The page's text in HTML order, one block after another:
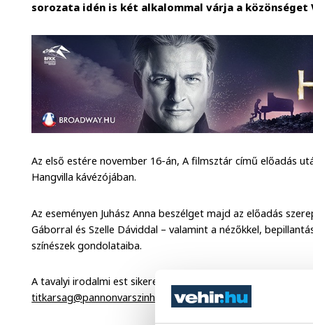
sorozata idén is két alkalommal várja a közönséget
Az első estére november 16-án, A filmsztár című előadás
Hangvilla kávézójában.
Az eseményen Juhász Anna beszélget majd az előadás
Gáborral és Szelle Dáviddal – valamint a nézőkkel,
színészek gondolataiba.
A tavalyi irodalmi est sikereit követően a színház ezúttal is
titkarsag@pannonvarszinhaz.hu